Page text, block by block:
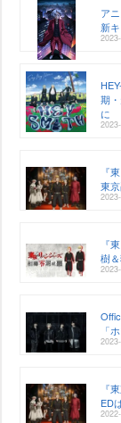
ア
新
期
に
『
東
『
樹
「
『
ED